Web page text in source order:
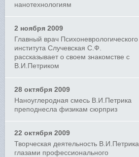
нанотехнологиям
2 ноября 2009
Главный врач Психоневрологического
института Случевская С.Ф.
рассказывает о своем знакомстве с
В.И.Петриком
28 октября 2009
Наноуглеродная смесь В.И.Петрика
преподнесла физикам сюрприз
22 октября 2009
Творческая деятельность В.И.Петрика
глазами профессионального